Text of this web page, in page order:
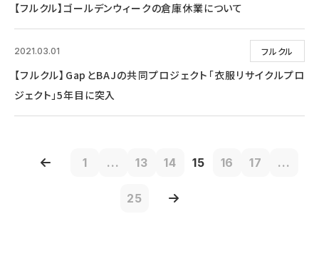
【フルクル】ゴールデンウィークの倉庫休業について
フルクル
2021.03.01
【フルクル】GapとBAJの共同プロジェクト「衣服リサイクルプロ
ジェクト」5年目に突入
1 ... 13 14 15 16 17 ...
25